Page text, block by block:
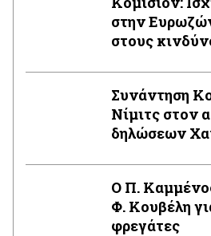
στην
στους
Συνάντηση
Νίμιτς στον απόηχο των
δηλώσεων
Ο Π.
Φ. Κουβέλη
φρεγάτες